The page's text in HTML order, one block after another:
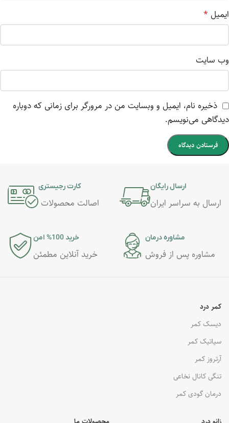
ایمیل *
وب‌ سایت
ذخیره نام، ایمیل و وبسایت من در مرورگر برای زمانی که دوباره
دیدگاهی می‌نویسم.
ارسال رایگان
ارسال به سراسر ایران
کارت رجیستری
اصالت محصولات
مشاوره درمان
مشاوره پس از فروش
خرید 100% امن
خرید آنلاین مطمئن
کمر درد
دیسک کمر
سیاتیک کمر
آرتروز کمر
تنگی کانال نخاعی
درمان گودی کمر